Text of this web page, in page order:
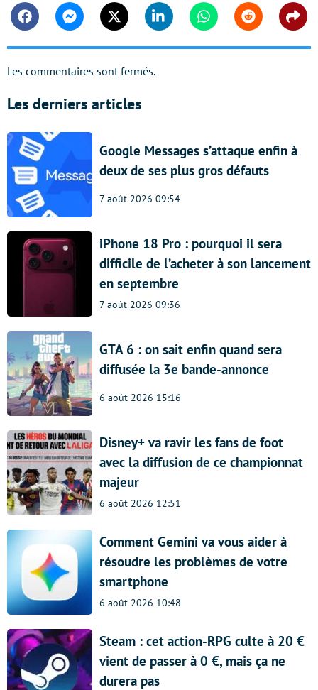
FacebookMessengerTwitter Linkedin WhatsappReddit
Les commentaires sont fermés.
Les derniers articles
Google Messages s’attaque enfin à
deux de ses plus gros défauts
7 août 2026 09:54
iPhone 18 Pro : pourquoi il sera
difficile de l’acheter à son lancement
en septembre
7 août 2026 09:36
GTA 6 : on sait enfin quand sera
diffusée la 3e bande-annonce
6 août 2026 15:16
Disney+ va ravir les fans de foot
avec la diffusion de ce championnat
majeur
6 août 2026 12:51
Comment Gemini va vous aider à
résoudre les problèmes de votre
smartphone
6 août 2026 10:48
Steam : cet action-RPG culte à 20 €
vient de passer à 0 €, mais ça ne
durera pas